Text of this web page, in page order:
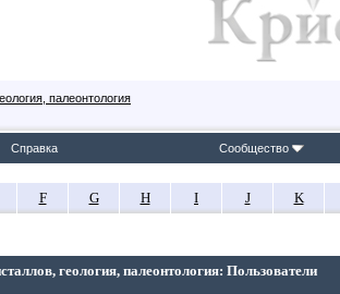
палеонтология
Справка Сообщество
F G H I J K
геология, палеонтология: Пользователи